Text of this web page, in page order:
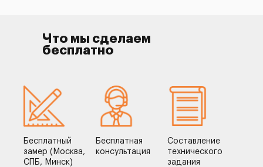
Что мы сделаем
бесплатно
Бесплатный
замер (Москва,
СПБ, Минск)
Бесплатная
консультация
Составление
технического
задания